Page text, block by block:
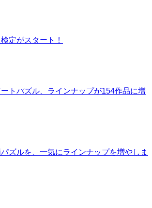
定がスタート！
トパズル、ラインナップが154作品に増
ズルを、一気にラインナップを増やしま